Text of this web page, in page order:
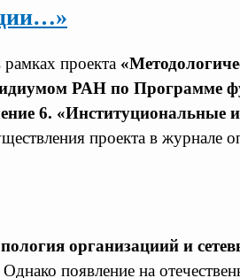
проекта
РАН по Программе
6. «Институциональные
проекта в журнале
организациий и
появление на